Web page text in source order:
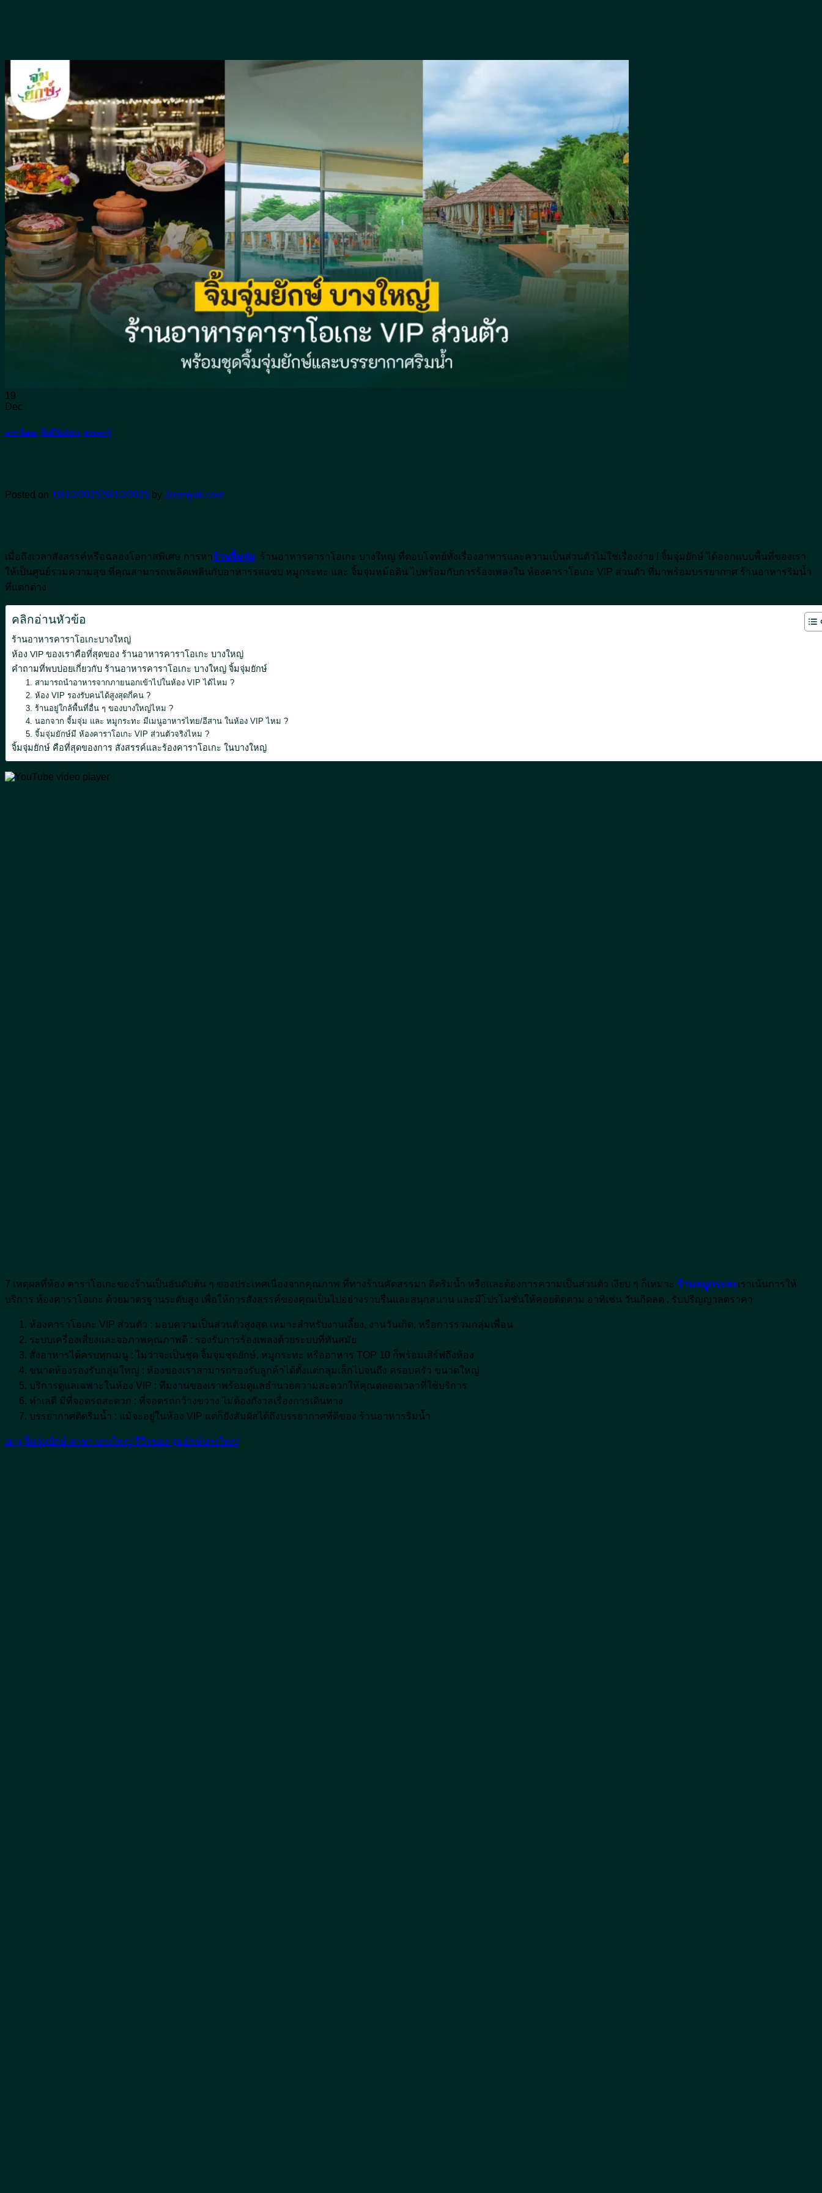
หน้าแรก
เมนูอาหาร
ห้องคาราโอเกะ
เกี่ยวกับจุ่มยักษ์
บล็อค
สาระน่ารู้
พื้นที่ให้บริการ
น้ำซุป
น้ำจิ้ม
ผัก
จิ้มจุ่มหม้อดิน
เครื่องดื่ม
วิธีทำ
อาหารจีน
อาหารญี่ปุ่น
อาหารทะเล
อาหารอีสาน
19
Dec
คาราโอเกะ พื้นที่ให้บริการ สาระน่ารู้
Posted on 19/12/202529/12/2025 by Joomyak.com
เมื่อถึงเวลาสังสรรค์หรือฉลองโอกาสพิเศษ การหาร้านจิ้มจุ่ม ร้านอาหารคาราโอเกะ บางใหญ่ ที่ตอบโจทย์ทั้งเรื่องอาหารและความเป็นส่วนตัวไม่ใช่เรื่องง่าย ! จิ้มจุ่มยักษ์ ได้ออกแบบพื้นที่ของเรา
ให้เป็นศูนย์รวมความสุข ที่คุณสามารถเพลิดเพลินกับอาหารรสแซบ หมูกระทะ และ จิ้มจุ่มหม้อดิน ไปพร้อมกับการร้องเพลงใน ห้องคาราโอเกะ VIP ส่วนตัว ที่มาพร้อมบรรยากาศ ร้านอาหารริมน้ำ
ที่แตกต่าง
คลิกอ่านหัวข้อ
ร้านอาหารคาราโอเกะบางใหญ่
ห้อง VIP ของเราคือที่สุดของ ร้านอาหารคาราโอเกะ บางใหญ่
คำถามที่พบบ่อยเกี่ยวกับ ร้านอาหารคาราโอเกะ บางใหญ่ จิ้มจุ่มยักษ์
1. สามารถนำอาหารจากภายนอกเข้าไปในห้อง VIP ได้ไหม ?
2. ห้อง VIP รองรับคนได้สูงสุดกี่คน ?
3. ร้านอยู่ใกล้พื้นที่อื่น ๆ ของบางใหญ่ไหม ?
4. นอกจาก จิ้มจุ่ม และ หมูกระทะ มีเมนูอาหารไทย/อีสาน ในห้อง VIP ไหม ?
5. จิ้มจุ่มยักษ์มี ห้องคาราโอเกะ VIP ส่วนตัวจริงไหม ?
จิ้มจุ่มยักษ์ คือที่สุดของการ สังสรรค์และร้องคาราโอเกะ ในบางใหญ่
7 เหตุผลที่ห้อง คาราโอเกะของร้านเป็นอันดับต้น ๆ ของประเทศเนื่องจากคุณภาพ ที่ทางร้านคัดสรรมา ติดริมน้ำ หรือและต้องการความเป็นส่วนตัว เงียบ ๆ ก็เหมาะ ร้านหมูกระทะเราเน้นการให้
บริการ ห้องคาราโอเกะ ด้วยมาตรฐานระดับสูง เพื่อให้การสังสรรค์ของคุณเป็นไปอย่างราบรื่นและสนุกสนาน และมีโปรโมชั่นให้คอยติดตาม อาทิเช่น วันเกิดลด , รับปริญญาลดราคา
ห้องคาราโอเกะ VIP ส่วนตัว : มอบความเป็นส่วนตัวสูงสุด เหมาะสำหรับงานเลี้ยง, งานวันเกิด, หรือการรวมกลุ่มเพื่อน
ระบบเครื่องเสียงและจอภาพคุณภาพดี : รองรับการร้องเพลงด้วยระบบที่ทันสมัย
สั่งอาหารได้ครบทุกเมนู : ไม่ว่าจะเป็นชุด จิ้มจุ่มชุดยักษ์, หมูกระทะ หรืออาหาร TOP 10 ก็พร้อมเสิร์ฟถึงห้อง
ขนาดห้องรองรับกลุ่มใหญ่ : ห้องของเราสามารถรองรับลูกค้าได้ตั้งแต่กลุ่มเล็กไปจนถึง ครอบครัว ขนาดใหญ่
บริการดูแลเฉพาะในห้อง VIP : ทีมงานของเราพร้อมดูแลอำนวยความสะดวกให้คุณตลอดเวลาที่ใช้บริการ
ทำเลดี มีที่จอดรถสะดวก : ที่จอดรถกว้างขวาง ไม่ต้องกังวลเรื่องการเดินทาง
บรรยากาศติดริมน้ำ : แม้จะอยู่ในห้อง VIP แต่ก็ยังสัมผัสได้ถึงบรรยากาศที่ดีของ ร้านอาหารริมน้ำ
เมนู จิ้มจุ่มยักษ์ สาขา บางใหญ่ รีวิวของ จุ่มยักษ์บางใหญ่